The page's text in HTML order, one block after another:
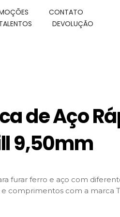
CONTATO
DEVOLUÇÃO
de Aço
9,50mm
furar ferro e aço com
e comprimentos com a marca